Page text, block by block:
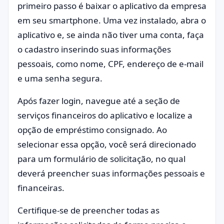
primeiro passo é baixar o aplicativo da empresa
em seu smartphone. Uma vez instalado, abra o
aplicativo e, se ainda não tiver uma conta, faça
o cadastro inserindo suas informações
pessoais, como nome, CPF, endereço de e-mail
e uma senha segura.
Após fazer login, navegue até a seção de
serviços financeiros do aplicativo e localize a
opção de empréstimo consignado. Ao
selecionar essa opção, você será direcionado
para um formulário de solicitação, no qual
deverá preencher suas informações pessoais e
financeiras.
Certifique-se de preencher todas as